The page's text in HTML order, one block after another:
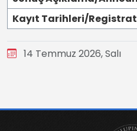
Kayıt Tarihleri/
14 Temmuz 2026, Salı